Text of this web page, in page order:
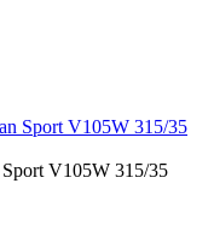
V105W 315/35